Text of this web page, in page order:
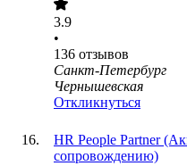
3.9
•
136 отзывов
Санкт-Петербург
Чернышевская
Откликнуться
HR People Partner
сопровождению)